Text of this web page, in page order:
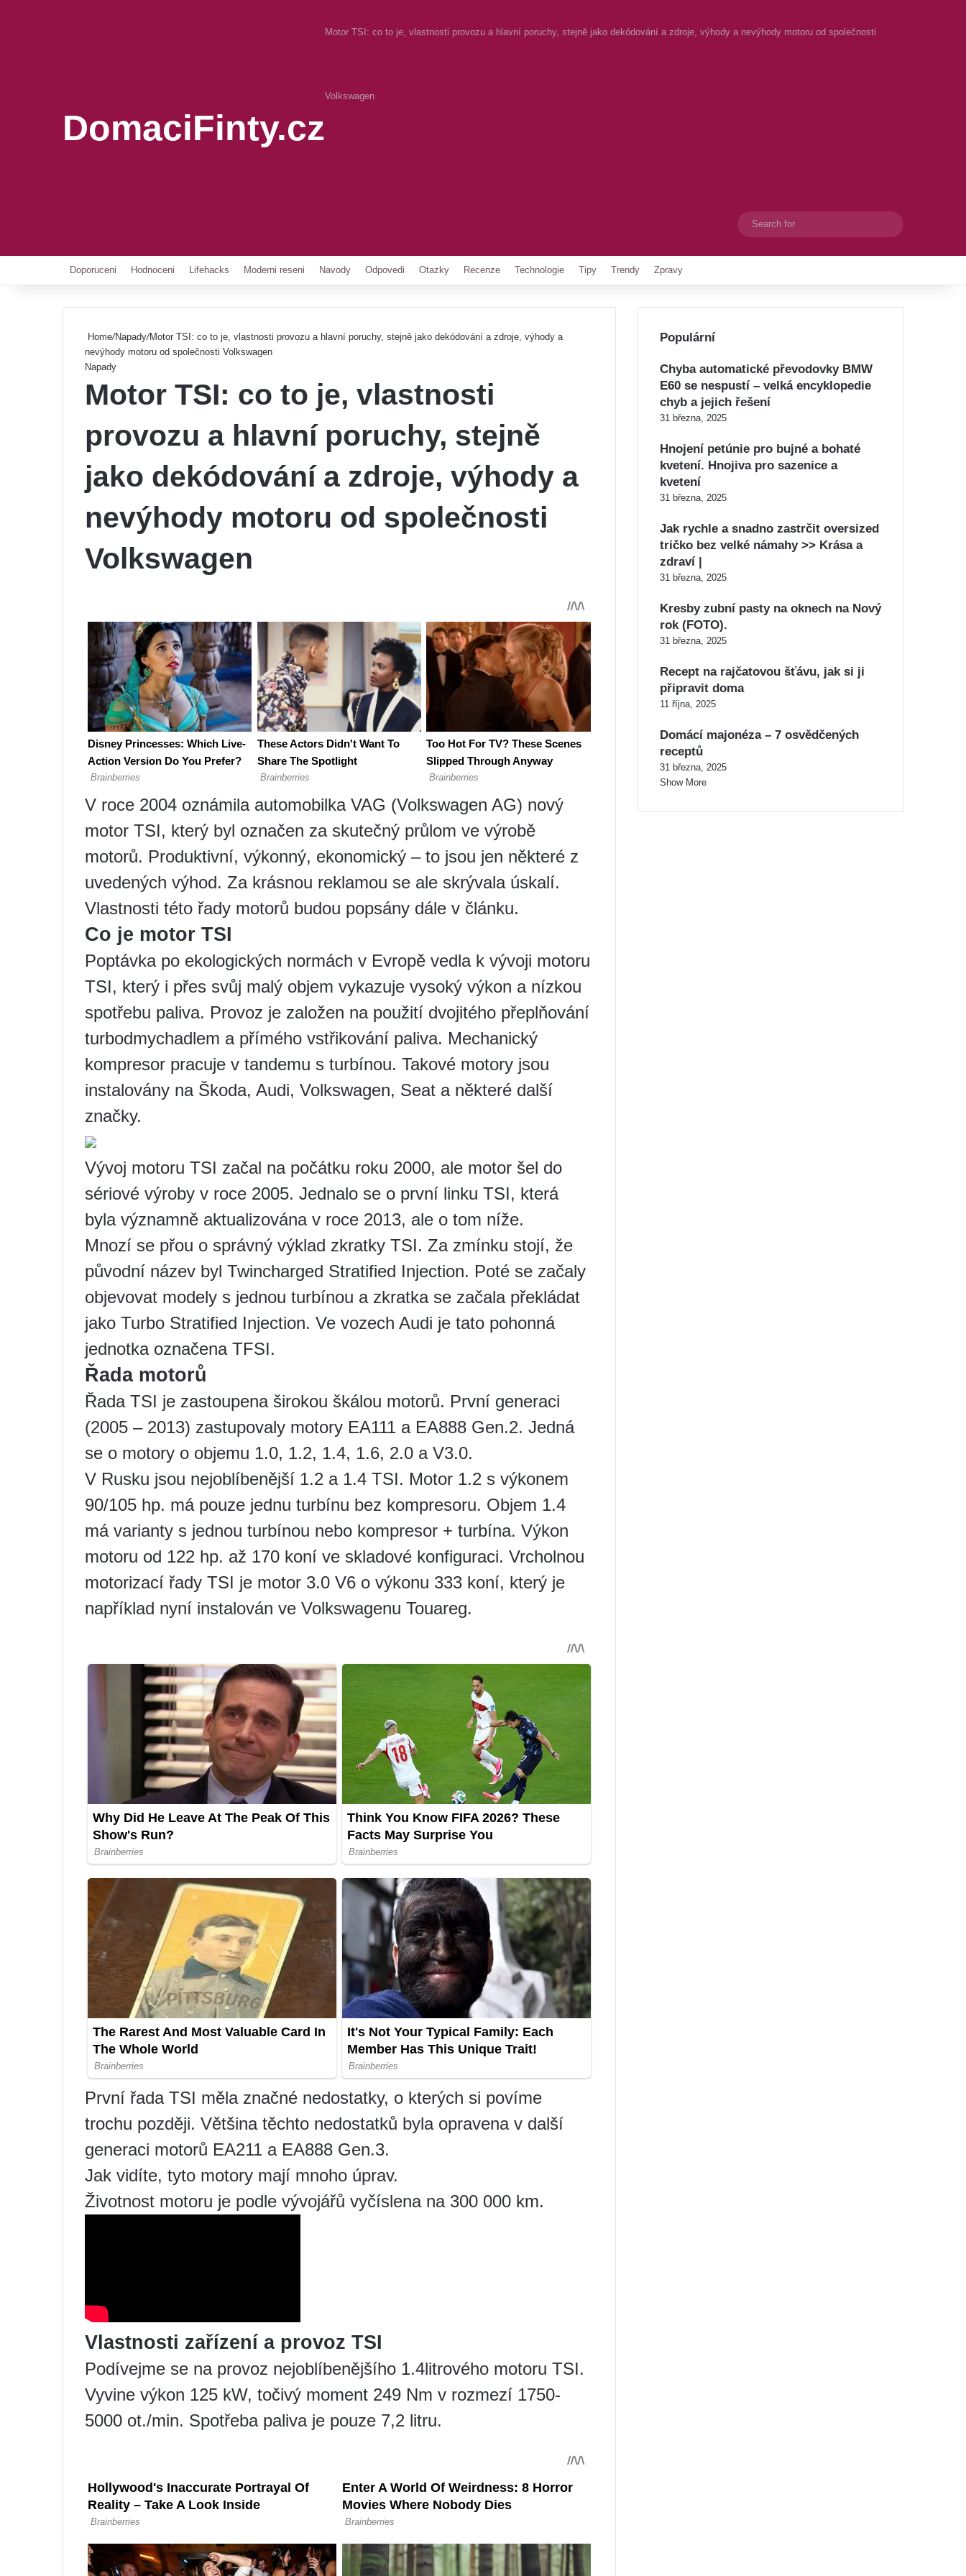
DomaciFinty.cz
Motor TSI: co to je, vlastnosti provozu a hlavní poruchy, stejně jako dekódování a zdroje, výhody a nevýhody motoru od společnosti
Volkswagen
Switch skin
Doporuceni Hodnoceni Lifehacks Moderni reseni Navody Odpovedi Otazky Recenze Technologie Tipy Trendy Zpravy
Home/Napady/Motor TSI: co to je, vlastnosti provozu a hlavní poruchy, stejně jako dekódování a zdroje, výhody a
nevýhody motoru od společnosti Volkswagen
Napady
Motor TSI: co to je, vlastnosti
provozu a hlavní poruchy, stejně
jako dekódování a zdroje, výhody a
nevýhody motoru od společnosti
Volkswagen
V roce 2004 oznámila automobilka VAG (Volkswagen AG) nový
motor TSI, který byl označen za skutečný průlom ve výrobě
motorů. Produktivní, výkonný, ekonomický – to jsou jen některé z
uvedených výhod. Za krásnou reklamou se ale skrývala úskalí.
Vlastnosti této řady motorů budou popsány dále v článku.
Co je motor TSI
Poptávka po ekologických normách v Evropě vedla k vývoji motoru
TSI, který i přes svůj malý objem vykazuje vysoký výkon a nízkou
spotřebu paliva. Provoz je založen na použití dvojitého přeplňování
turbodmychadlem a přímého vstřikování paliva. Mechanický
kompresor pracuje v tandemu s turbínou. Takové motory jsou
instalovány na Škoda, Audi, Volkswagen, Seat a některé další
značky.
Vývoj motoru TSI začal na počátku roku 2000, ale motor šel do
sériové výroby v roce 2005. Jednalo se o první linku TSI, která
byla významně aktualizována v roce 2013, ale o tom níže.
Mnozí se přou o správný výklad zkratky TSI. Za zmínku stojí, že
původní název byl Twincharged Stratified Injection. Poté se začaly
objevovat modely s jednou turbínou a zkratka se začala překládat
jako Turbo Stratified Injection. Ve vozech Audi je tato pohonná
jednotka označena TFSI.
Řada motorů
Řada TSI je zastoupena širokou škálou motorů. První generaci
(2005 – 2013) zastupovaly motory EA111 a EA888 Gen.2. Jedná
se o motory o objemu 1.0, 1.2, 1.4, 1.6, 2.0 a V3.0.
V Rusku jsou nejoblíbenější 1.2 a 1.4 TSI. Motor 1.2 s výkonem
90/105 hp. má pouze jednu turbínu bez kompresoru. Objem 1.4
má varianty s jednou turbínou nebo kompresor + turbína. Výkon
motoru od 122 hp. až 170 koní ve skladové konfiguraci. Vrcholnou
motorizací řady TSI je motor 3.0 V6 o výkonu 333 koní, který je
například nyní instalován ve Volkswagenu Touareg.
První řada TSI měla značné nedostatky, o kterých si povíme
trochu později. Většina těchto nedostatků byla opravena v další
generaci motorů EA211 a EA888 Gen.3.
Jak vidíte, tyto motory mají mnoho úprav.
Životnost motoru je podle vývojářů vyčíslena na 300 000 km.
Vlastnosti zařízení a provoz TSI
Podívejme se na provoz nejoblíbenějšího 1.4litrového motoru TSI.
Vyvine výkon 125 kW, točivý moment 249 Nm v rozmezí 1750-
5000 ot./min. Spotřeba paliva je pouze 7,2 litru.
Populární
Chyba automatické převodovky BMW
E60 se nespustí – velká encyklopedie
chyb a jejich řešení
31 března, 2025
Hnojení petúnie pro bujné a bohaté
kvetení. Hnojiva pro sazenice a
kvetení
31 března, 2025
Jak rychle a snadno zastrčit oversized
tričko bez velké námahy >> Krása a
zdraví |
31 března, 2025
Kresby zubní pasty na oknech na Nový
rok (FOTO).
31 března, 2025
Recept na rajčatovou šťávu, jak si ji
připravit doma
11 října, 2025
Domácí majonéza – 7 osvědčených
receptů
31 března, 2025
Show More